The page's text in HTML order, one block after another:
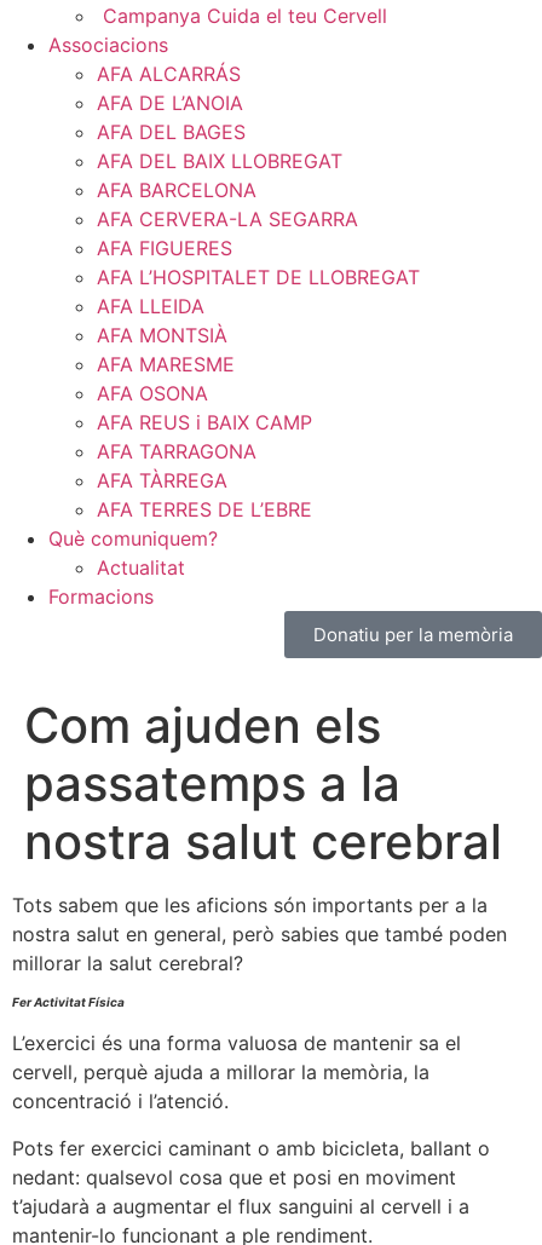
Campanya Cuida el teu Cervell
Associacions
AFA ALCARRÁS
AFA DE L’ANOIA
AFA DEL BAGES
AFA DEL BAIX LLOBREGAT
AFA BARCELONA
AFA CERVERA-LA SEGARRA
AFA FIGUERES
AFA L’HOSPITALET DE LLOBREGAT
AFA LLEIDA
AFA MONTSIÀ
AFA MARESME
AFA OSONA
AFA REUS i BAIX CAMP
AFA TARRAGONA
AFA TÀRREGA
AFA TERRES DE L’EBRE
Què comuniquem?
Actualitat
Formacions
Donatiu per la memòria
Com ajuden els
passatemps a la
nostra salut cerebral
Tots sabem que les aficions són importants per a la
nostra salut en general, però sabies que també poden
millorar la salut cerebral?
Fer Activitat Física
L’exercici és una forma valuosa de mantenir sa el
cervell, perquè ajuda a millorar la memòria, la
concentració i l’atenció.
Pots fer exercici caminant o amb bicicleta, ballant o
nedant: qualsevol cosa que et posi en moviment
t’ajudarà a augmentar el flux sanguini al cervell i a
mantenir-lo funcionant a ple rendiment.